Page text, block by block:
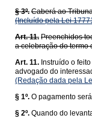
§ 3º. Caberá ao
(Incluído pela Lei
Art. 11. Preenchidos
a celebração do termo
Art. 11. Instruído o
advogado do
(Redação dada pela
§ 1º. O pagamento
§ 2º. Quando do